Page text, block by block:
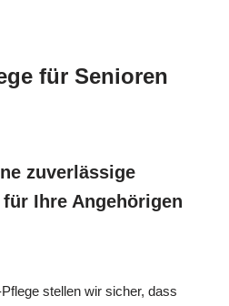
für Senioren
zuverlässige
Ihre Angehörigen
stellen wir sicher, dass